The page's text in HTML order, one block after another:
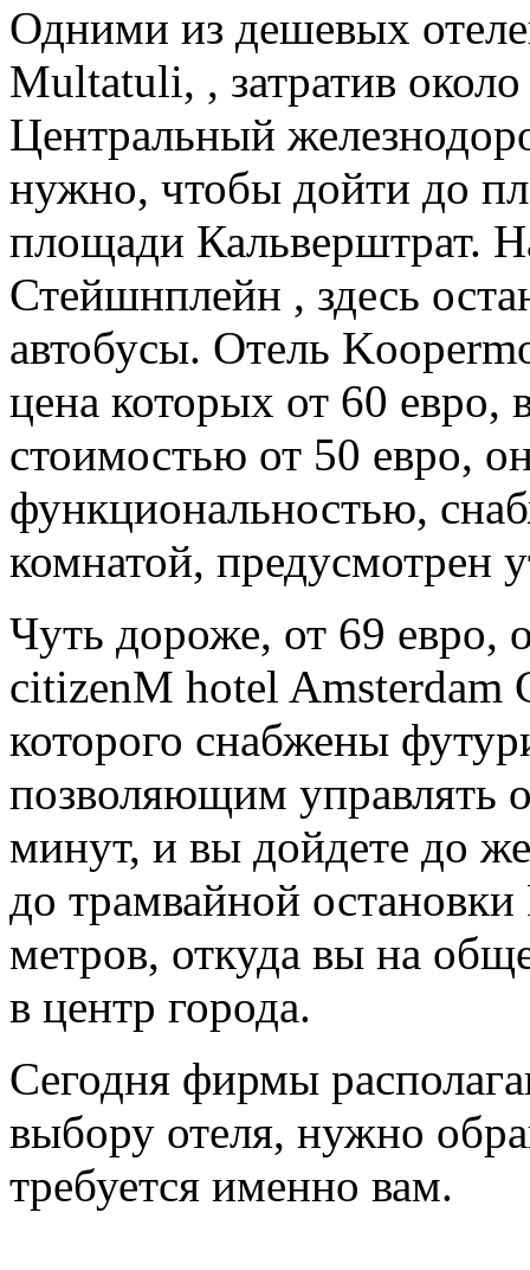
Одними из дешевых
Multatuli, , затратив
Центральный
нужно, чтобы дойти до
площади Кальверштрат.
Стейшнплейн , здесь
автобусы. Отель
цена которых от 60
стоимостью от 50 евро,
функциональностью,
комнатой, предусмотрен
Чуть дороже, от 69 евро,
citizenM hotel Amsterdam
которого снабжены
позволяющим управлять
минут, и вы дойдете до
до трамвайной
метров, откуда вы на
в центр города.
Сегодня фирмы
выбору отеля, нужно
требуется именно вам.